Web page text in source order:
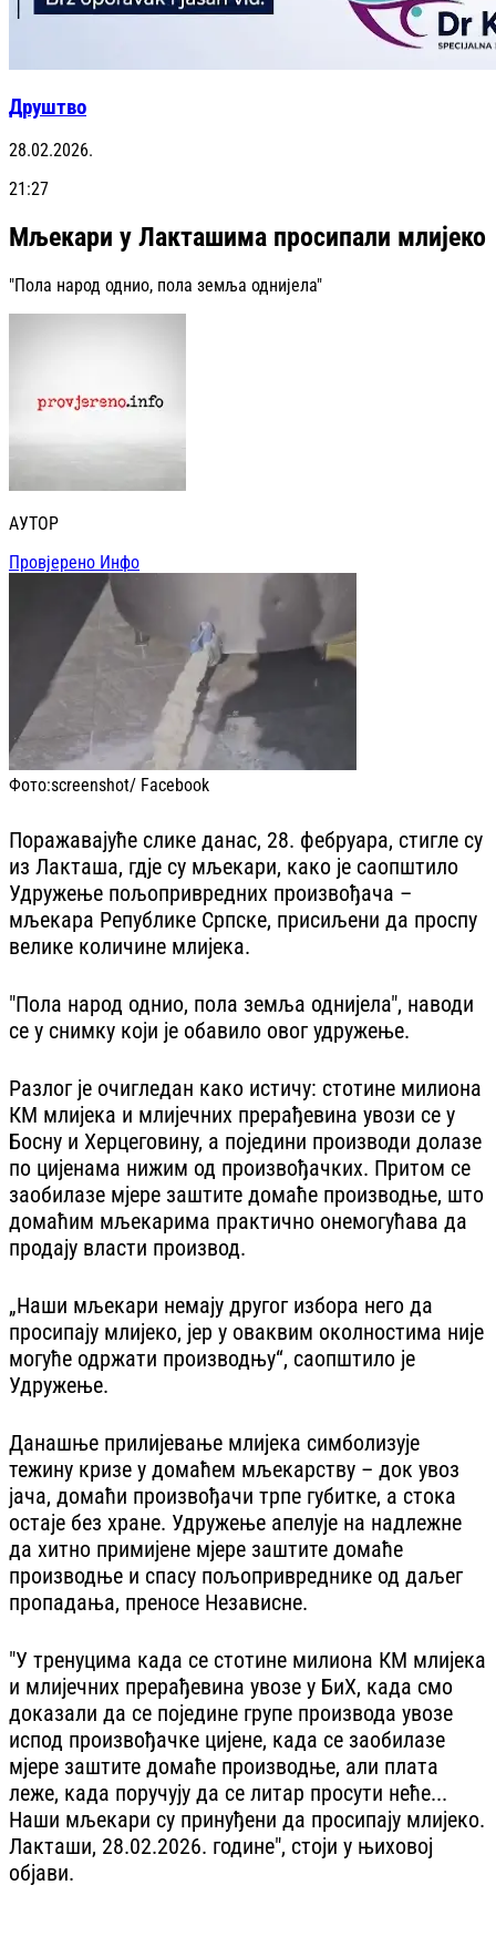
Друштво
28.02.2026.
21:27
Мљекари у Лакташима просипали млијеко
"Пола народ однио, пола земља однијела"
АУТОР
Провјерено Инфо
Фото:screenshot/ Facebook
Поражавајуће слике данас, 28. фебруара, стигле су
из Лакташа, гдје су мљекари, како је саопштило
Удружење пољопривредних произвођача –
мљекара Републике Српске, присиљени да проспу
велике количине млијека.
"Пола народ однио, пола земља однијела", наводи
се у снимку који је обавило овог удружење.
Разлог је очигледан како истичу: стотине милиона
КМ млијека и млијечних прерађевина увози се у
Босну и Херцеговину, а поједини производи долазе
по цијенама нижим од произвођачких. Притом се
заобилазе мјере заштите домаће производње, што
домаћим мљекарима практично онемогућава да
продају власти производ.
„Наши мљекари немају другог избора него да
просипају млијеко, јер у оваквим околностима није
могуће одржати производњу“, саопштило је
Удружење.
Данашње прилијевање млијека симболизује
тежину кризе у домаћем мљекарству – док увоз
јача, домаћи произвођачи трпе губитке, а стока
остаје без хране. Удружење апелује на надлежне
да хитно примијене мјере заштите домаће
производње и спасу пољопривреднике од даљег
пропадања, преносе Независне.
"У тренуцима када се стотине милиона КМ млијека
и млијечних прерађевина увозе у БиХ, када смо
доказали да се поједине групе производа увозе
испод произвођачке цијене, када се заобилазе
мјере заштите домаће производње, али плата
леже, када поручују да се литар просути неће...
Наши мљекари су принуђени да просипају млијеко.
Лакташи, 28.02.2026. године", стоји у њиховој
објави.